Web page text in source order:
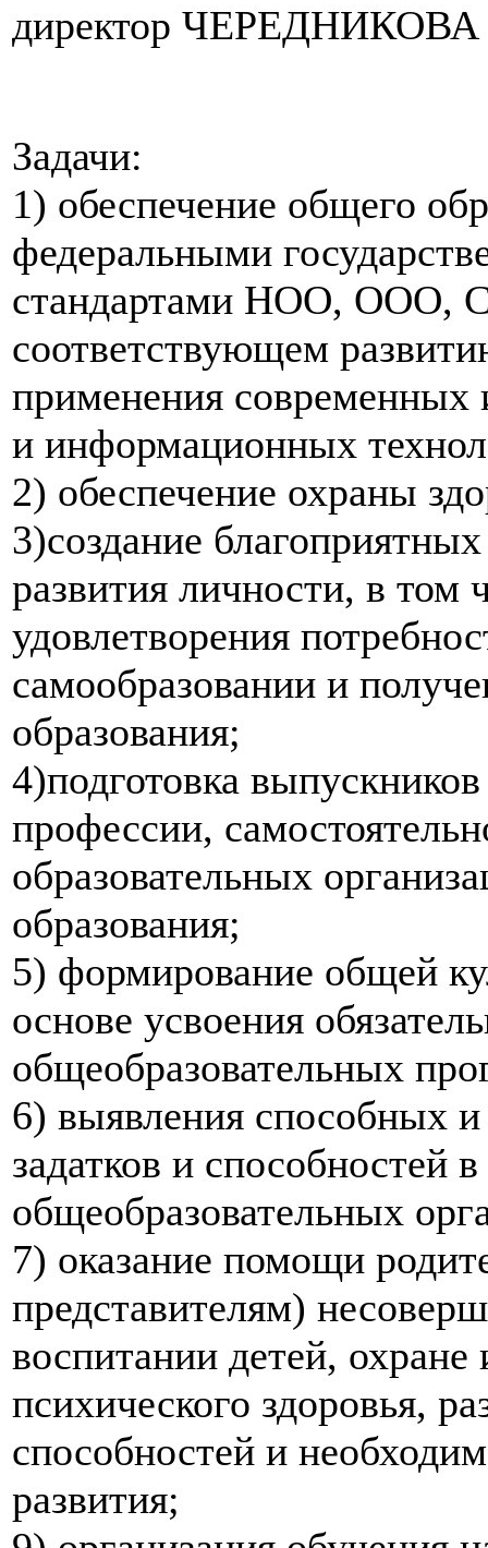
директор
Задачи:
1) обеспечение общего
федеральными
стандартами НОО, ООО,
соответствующем
применения современных
и информационных
2) обеспечение охраны
3)создание
развития личности, в том
удовлетворения
самообразовании и
образования;
4)подготовка
профессии,
образовательных
образования;
5) формирование общей
основе усвоения
общеобразовательных
6) выявления способных
задатков и способностей
общеобразовательных
7) оказание помощи
представителям)
воспитании детей,
психического здоровья,
способностей и
развития;